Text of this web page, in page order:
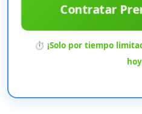
Contratar
⏱️ ¡Solo por tiempo